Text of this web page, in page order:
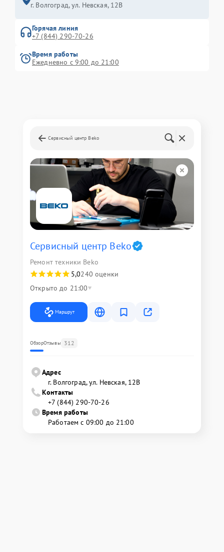
г. Волгоград, ул. Невская, 12В
Горячая линия
+7 (844) 290-70-26
Время работы
Ежедневно с 9:00 до 21:00
Сервисный центр Beko
Сервисный центр Beko
Ремонт техники Beko
5,0240 оценки
Открыто до 21:00
Маршрут
ОбзорОтзывы 312
Адрес
г. Волгоград, ул. Невская, 12В
Контакты
+7 (844) 290-70-26
Время работы
Работаем с 09:00 до 21:00